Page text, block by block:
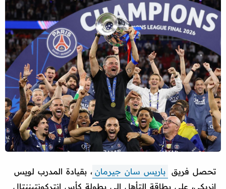
تحصل فريق باريس سان جيرمان ، بقيادة المدرب لويس
إنريكي، على بطاقة التأهل إلى بطولة كأس إنتركونتيننتال